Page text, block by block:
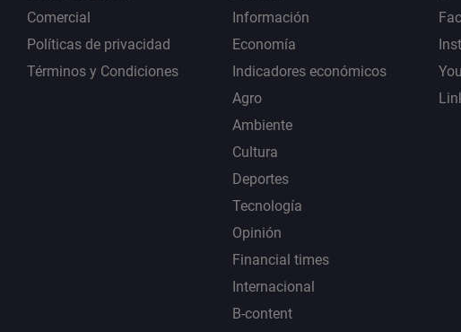
Comercial
Políticas de privacidad
Términos y Condiciones
Información
Economía
Indicadores económicos
Agro
Ambiente
Cultura
Deportes
Tecnología
Opinión
Financial times
Internacional
B-content